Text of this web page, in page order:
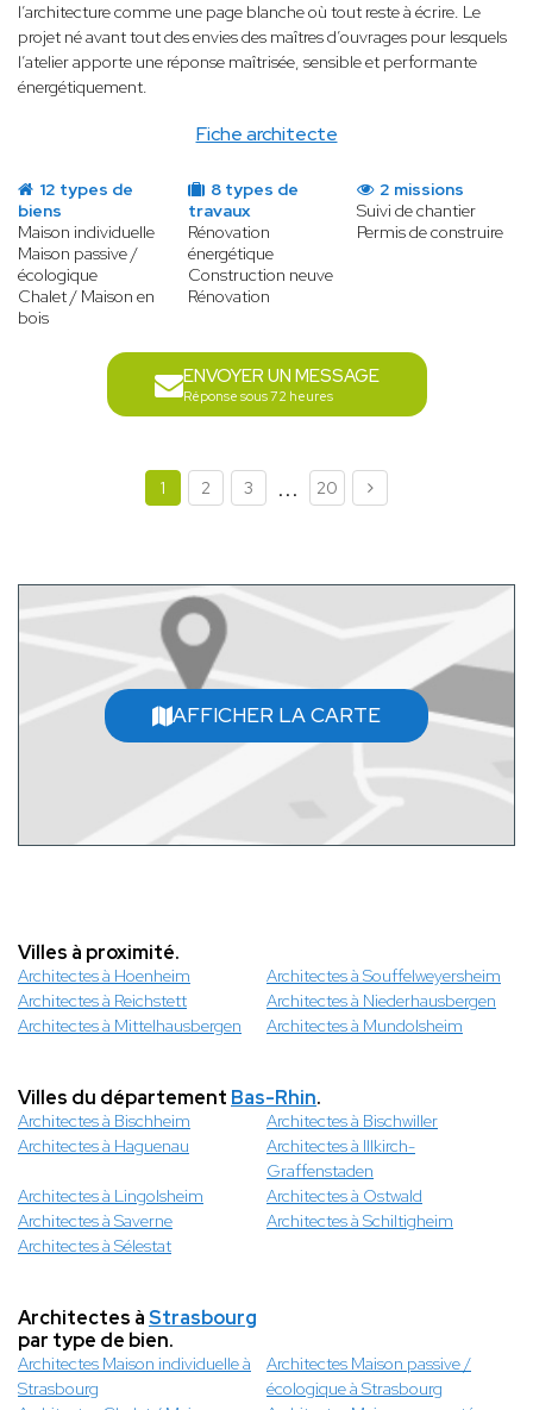
Fiche architecte
l’architecture comme une page blanche où tout reste à écrire. Le
projet né avant tout des envies des maîtres d’ouvrages pour lesquels
l’atelier apporte une réponse maîtrisée, sensible et performante
énergétiquement.
12 types de
biens
Maison individuelle
Maison passive /
écologique
Chalet / Maison en
bois
8 types de
travaux
Rénovation
énergétique
Construction neuve
Rénovation
2 missions
Suivi de chantier
Permis de construire
ENVOYER UN MESSAGE
Réponse sous 72 heures
1 2 3 ... 20
AFFICHER LA CARTE
Villes à proximité.
Architectes à Hoenheim
Architectes à Souffelweyersheim
Architectes à Reichstett
Architectes à Niederhausbergen
Architectes à Mittelhausbergen
Architectes à Mundolsheim
Villes du département Bas-Rhin.
Architectes à Bischheim
Architectes à Bischwiller
Architectes à Haguenau
Architectes à Illkirch-
Graffenstaden
Architectes à Lingolsheim
Architectes à Ostwald
Architectes à Saverne
Architectes à Schiltigheim
Architectes à Sélestat
Architectes àStrasbourg
par type de bien.
Architectes Maison individuelle à
Strasbourg
Architectes Maison passive /
écologique à Strasbourg